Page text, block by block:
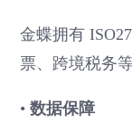
金蝶拥有
票、跨境税务
•数据保障